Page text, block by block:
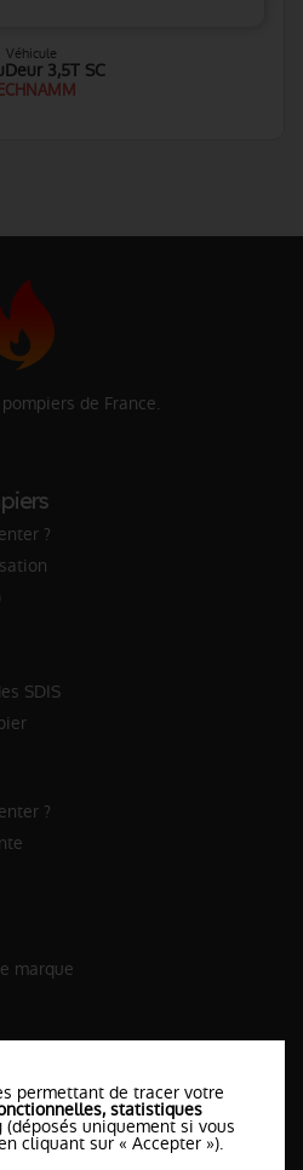
Véhicule
3,5T SC
de France.
?
SDIS
?
marque
permettant de tracer votre
statistiques
uniquement si vous
cliquant sur « Accepter »).